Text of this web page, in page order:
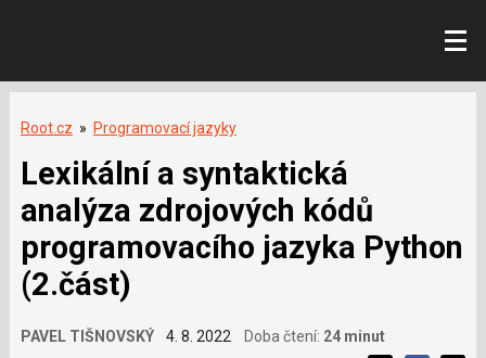
Root.cz » Programovací jazyky
Lexikální a syntaktická
analýza zdrojových kódů
programovacího jazyka Python
(2.část)
PAVEL TIŠNOVSKÝ 4. 8. 2022 Doba čtení: 24 minut